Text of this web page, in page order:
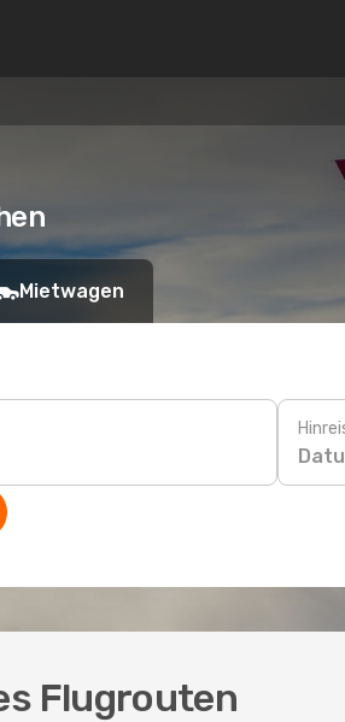
Mietwagen
Flugrouten